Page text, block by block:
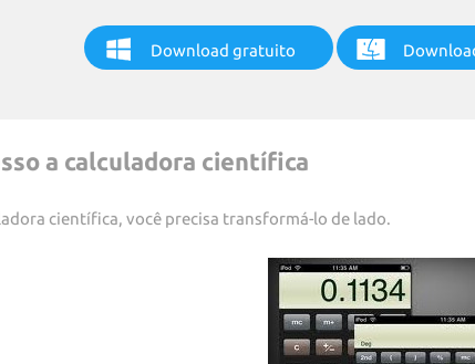
Download gratuito
a calculadora científica
científica, você precisa transformá-lo de lado.